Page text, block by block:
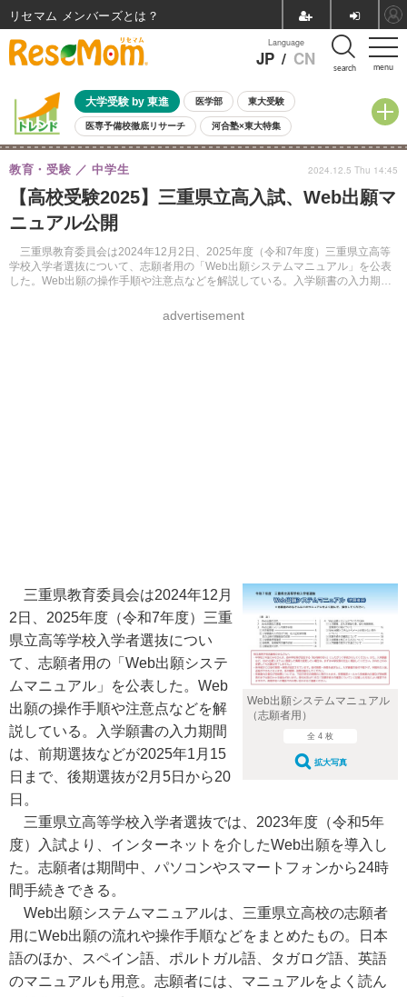
menu
Language
JP / CN search
大学受験 by 東進 医学部 東大受験
医専予備校徹底リサーチ 河合塾×東大特集
親子で考える大学選び 高校受験 中学受験 小学校受験
共通テスト 夏休み
8月開催イベント・WS 全国公立高校 過去問 人気記事
自由研究教材（小学生向け）
【高校受験2025】三重県立高入試、Web出願マ
ニュアル公開
三重県教育委員会は2024年12月2日、2025年度（令和7年度）三重県立高等
学校入学者選抜について、志願者用の「Web出願システムマニュアル」を公表
した。Web出願の操作手順や注意点などを解説している。入学願書の入力期間
教育・受験 中学生
advertisement
2024.12.5 Thu 14:45
Web出願システムマニュアル
（志願者用）
全 4 枚
拡大写真
三重県教育委員会は2024年12月
2日、2025年度（令和7年度）三重
県立高等学校入学者選抜につい
て、志願者用の「Web出願システ
ムマニュアル」を公表した。Web
出願の操作手順や注意点などを解
説している。入学願書の入力期間
は、前期選抜などが2025年1月15
日まで、後期選抜が2月5日から20
日。
三重県立高等学校入学者選抜では、2023年度（令和5年
度）入試より、インターネットを介したWeb出願を導入し
た。志願者は期間中、パソコンやスマートフォンから24時
間手続きできる。
Web出願システムマニュアルは、三重県立高校の志願者
用にWeb出願の流れや操作手順などをまとめたもの。日本
語のほか、スペイン語、ポルトガル語、タガログ語、英語
のマニュアルも用意。志願者には、マニュアルをよく読ん
リセマム メンバーズ